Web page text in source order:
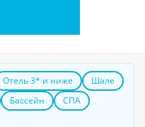
Отель 3* и ниже
Шале
Бассейн
СПА